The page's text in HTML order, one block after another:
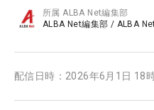
所属ALBA Net編集部
ALBA Net編集部 / ALBA
配信日時： 2026年6月1日 18